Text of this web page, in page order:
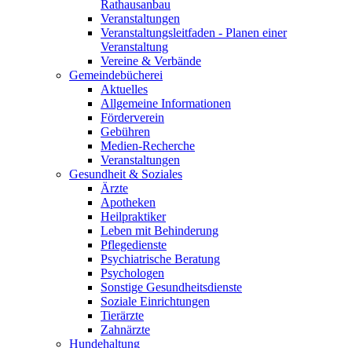
Rathausanbau
Veranstaltungen
Veranstaltungsleitfaden - Planen einer
Veranstaltung
Vereine & Verbände
Gemeindebücherei
Aktuelles
Allgemeine Informationen
Förderverein
Gebühren
Medien-Recherche
Veranstaltungen
Gesundheit & Soziales
Ärzte
Apotheken
Heilpraktiker
Leben mit Behinderung
Pflegedienste
Psychiatrische Beratung
Psychologen
Sonstige Gesundheitsdienste
Soziale Einrichtungen
Tierärzte
Zahnärzte
Hundehaltung